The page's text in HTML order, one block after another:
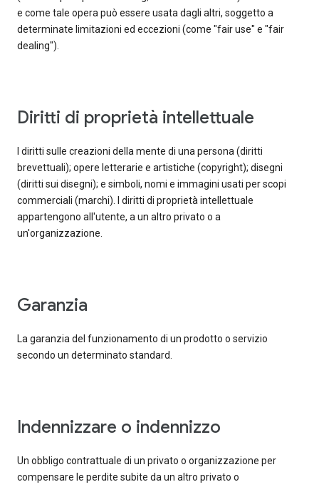
e come tale opera può essere usata dagli altri, soggetto a
determinate limitazioni ed eccezioni (come "fair use" e "fair
dealing").
Diritti di proprietà intellettuale
I diritti sulle creazioni della mente di una persona (diritti
brevettuali); opere letterarie e artistiche (copyright); disegni
(diritti sui disegni); e simboli, nomi e immagini usati per scopi
commerciali (marchi). I diritti di proprietà intellettuale
appartengono all'utente, a un altro privato o a
un'organizzazione.
garanzia
La garanzia del funzionamento di un prodotto o servizio
secondo un determinato standard.
indennizzare o indennizzo
Un obbligo contrattuale di un privato o organizzazione per
compensare le perdite subite da un altro privato o